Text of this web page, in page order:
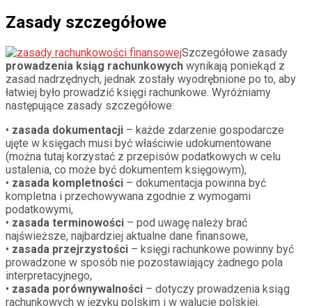
Zasady szczegółowe
Szczegółowe zasady
prowadzenia ksiąg rachunkowych wynikają poniekąd z
zasad nadrzędnych, jednak zostały wyodrębnione po to, aby
łatwiej było prowadzić księgi rachunkowe. Wyróżniamy
następujące zasady szczegółowe:
• zasada dokumentacji – każde zdarzenie gospodarcze
ujęte w księgach musi być właściwie udokumentowane
(można tutaj korzystać z przepisów podatkowych w celu
ustalenia, co może być dokumentem księgowym),
• zasada kompletności – dokumentacja powinna być
kompletna i przechowywana zgodnie z wymogami
podatkowymi,
• zasada terminowości – pod uwagę należy brać
najświeższe, najbardziej aktualne dane finansowe,
• zasada przejrzystości – księgi rachunkowe powinny być
prowadzone w sposób nie pozostawiający żadnego pola
interpretacyjnego,
• zasada porównywalności – dotyczy prowadzenia ksiąg
rachunkowych w języku polskim i w walucie polskiej.